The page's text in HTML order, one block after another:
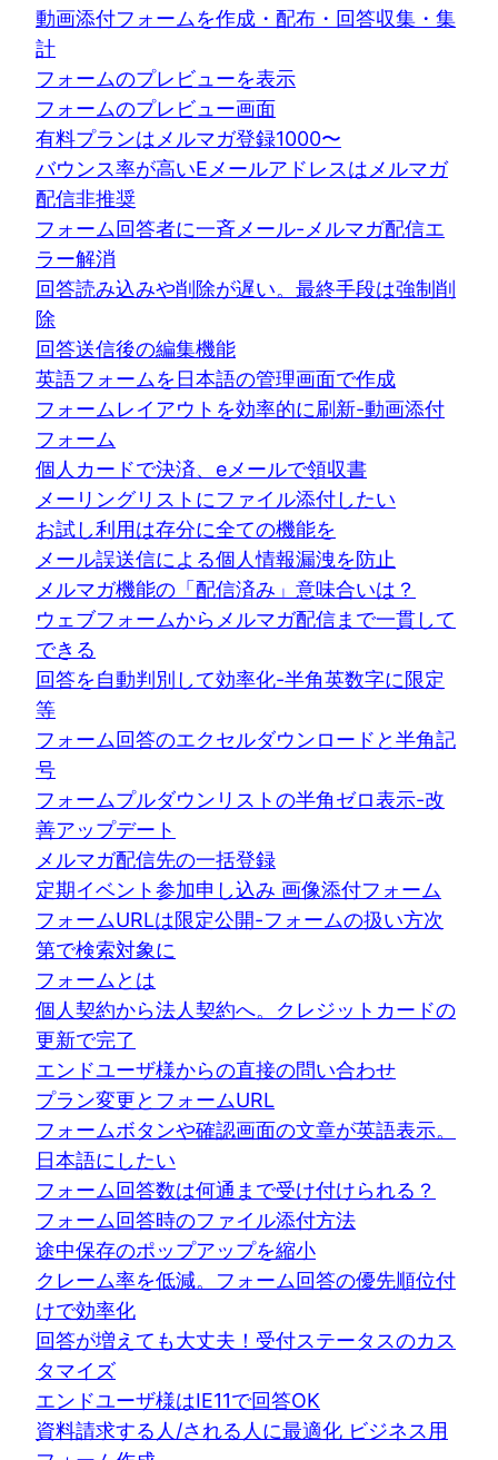
動画添付フォームを作成・配布・回答収集・集
計
フォームのプレビューを表示
フォームのプレビュー画面
有料プランはメルマガ登録1000〜
バウンス率が高いEメールアドレスはメルマガ
配信非推奨
フォーム回答者に一斉メール-メルマガ配信エ
ラー解消
回答読み込みや削除が遅い。最終手段は強制削
除
回答送信後の編集機能
英語フォームを日本語の管理画面で作成
フォームレイアウトを効率的に刷新-動画添付
フォーム
個人カードで決済、eメールで領収書
メーリングリストにファイル添付したい
お試し利用は存分に全ての機能を
メール誤送信による個人情報漏洩を防止
メルマガ機能の「配信済み」意味合いは？
ウェブフォームからメルマガ配信まで一貫して
できる
回答を自動判別して効率化-半角英数字に限定
等
フォーム回答のエクセルダウンロードと半角記
号
フォームプルダウンリストの半角ゼロ表示-改
善アップデート
メルマガ配信先の一括登録
定期イベント参加申し込み 画像添付フォーム
フォームURLは限定公開-フォームの扱い方次
第で検索対象に
フォームとは
個人契約から法人契約へ。クレジットカードの
更新で完了
エンドユーザ様からの直接の問い合わせ
プラン変更とフォームURL
フォームボタンや確認画面の文章が英語表示。
日本語にしたい
フォーム回答数は何通まで受け付けられる？
フォーム回答時のファイル添付方法
途中保存のポップアップを縮小
クレーム率を低減。フォーム回答の優先順位付
けで効率化
回答が増えても大丈夫！受付ステータスのカス
タマイズ
エンドユーザ様はIE11で回答OK
資料請求する人/される人に最適化 ビジネス用